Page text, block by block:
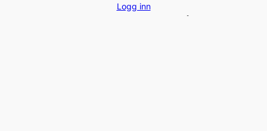
Logg inn
© 2014-2024, Venelaget for Tysnes Jåttmuseum